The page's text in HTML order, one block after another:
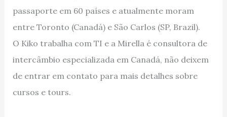
passaporte em 60 países e atualmente moram
entre Toronto (Canadá) e São Carlos (SP, Brazil).
O Kiko trabalha com TI e a Mirella é consultora de
intercâmbio especializada em Canadá, não deixem
de entrar em contato para mais detalhes sobre
cursos e tours.